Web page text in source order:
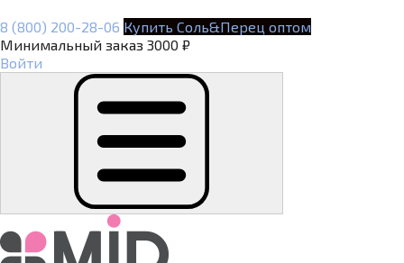
8 (800) 200-28-06 Купить Соль&Перец оптом
Минимальный заказ 3000 ₽
Войти